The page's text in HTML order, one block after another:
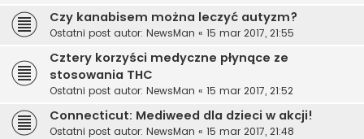
Czy kanabisem można leczyć autyzm?
Ostatni post autor: NewsMan « 15 mar 2017, 21:55
Cztery korzyści medyczne płynące ze
stosowania THC
Ostatni post autor: NewsMan « 15 mar 2017, 21:52
Connecticut: Mediweed dla dzieci w akcji!
Ostatni post autor: NewsMan « 15 mar 2017, 21:48